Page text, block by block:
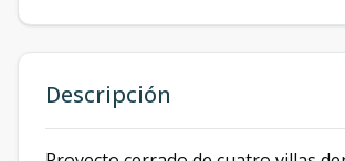
Descripción